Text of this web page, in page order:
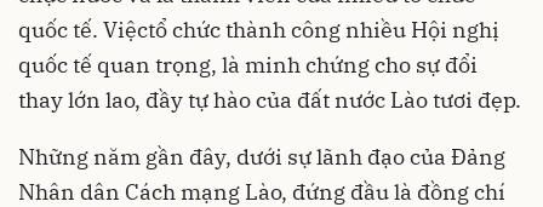
quốc tế. Việctổ chức thành công nhiều Hội nghị
quốc tế quan trọng, là minh chứng cho sự đổi
thay lớn lao, đầy tự hào của đất nước Lào tươi đẹp.
Những năm gần đây, dưới sự lãnh đạo của Đảng
Nhân dân Cách mạng Lào, đứng đầu là đồng chí